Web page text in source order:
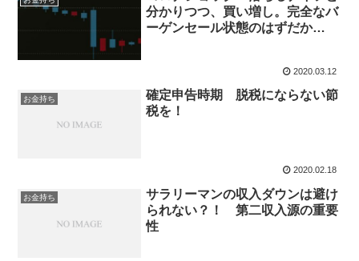
分かりつつ、買い増し。完全なバ
ーゲンセール状態のはずだか…
2020.03.12
お金持ち
確定申告時期 脱税にならない節
税を！
2020.02.18
お金持ち
サラリーマンの収入ダウンは避け
られない？！ 第二収入源の重要
性